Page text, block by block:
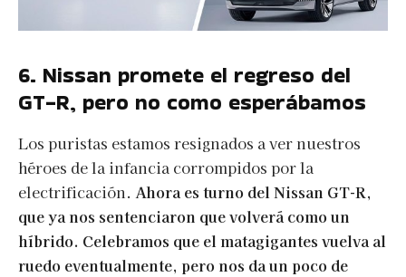
6. Nissan promete el regreso del
GT-R, pero no como esperábamos
Los puristas estamos resignados a ver nuestros
héroes de la infancia corrompidos por la
electrificación. Ahora es turno del Nissan GT-R,
que ya nos sentenciaron que volverá como un
híbrido. Celebramos que el matagigantes vuelva al
ruedo eventualmente, pero nos da un poco de